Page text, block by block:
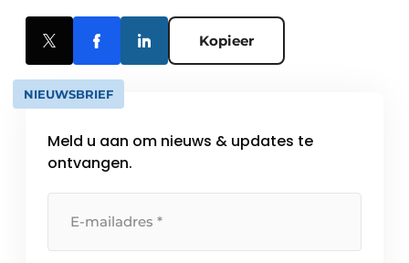
Kopieer
NIEUWSBRIEF
Meld u aan om nieuws & updates te
ontvangen.